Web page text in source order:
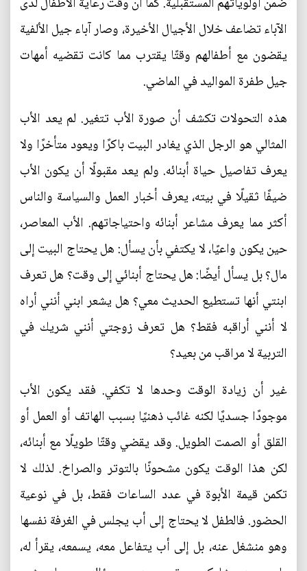
الآباء تضاعف خلال الأجيال الأخيرة، وصار آباء جيل الألفية
يقضون مع أطفالهم وقتًا يقترب مما كانت تقضيه أمهات
جيل طفرة المواليد في الماضي.
هذه التحولات تكشف أن صورة الأب تتغير. لم يعد الأب
المثالي هو الرجل الذي يغادر البيت باكرًا ويعود متأخرًا ولا
يعرف تفاصيل حياة أبنائه. ولم يعد مقبولًا أن يكون الأب
ضيفًا ثقيلًا في بيته، يعرف أخبار العمل والسياسة والناس
أكثر مما يعرف مشاعر أبنائه واحتياجاتهم. الأب المعاصر،
حين يكون واعيًا، لا يكتفي بأن يسأل: هل يحتاج البيت إلى
مال؟ بل يسأل أيضًا: هل يحتاج أبنائي إلى وقت؟ هل تعرف
ابنتي أنها تستطيع الحديث معي؟ هل يشعر ابني أنني أراه
لا أنني أراقبه فقط؟ هل تعرف زوجتي أنني شريك في
التربية لا مراقب من بعيد؟
غير أن زيادة الوقت وحدها لا تكفي. فقد يكون الأب
موجودًا جسديًا لكنه غائب ذهنيًا بسبب الهاتف أو العمل أو
القلق أو الصمت الطويل. وقد يقضي وقتًا طويلًا مع أبنائه،
لكن هذا الوقت يكون مشحونًا بالتوتر والصراخ. لذلك لا
تكمن قيمة الأبوة في عدد الساعات فقط، بل في نوعية
الحضور. فالطفل لا يحتاج إلى أب يجلس في الغرفة نفسها
وهو منشغل عنه، بل إلى أب يتفاعل معه، يسمعه، يقرأ له،